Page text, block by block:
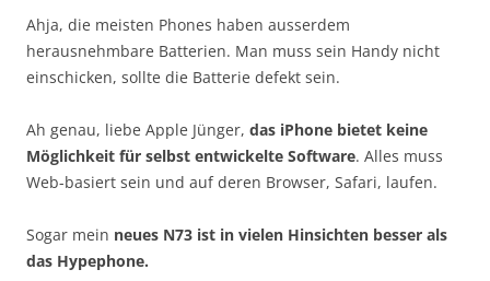
Ahja, die meisten Phones haben ausserdem
herausnehmbare Batterien. Man muss sein Handy nicht
einschicken, sollte die Batterie defekt sein.
Ah genau, liebe Apple Jünger, das iPhone bietet keine
Möglichkeit für selbst entwickelte Software. Alles muss
Web-basiert sein und auf deren Browser, Safari, laufen.
Sogar mein neues N73 ist in vielen Hinsichten besser als
das Hypephone.